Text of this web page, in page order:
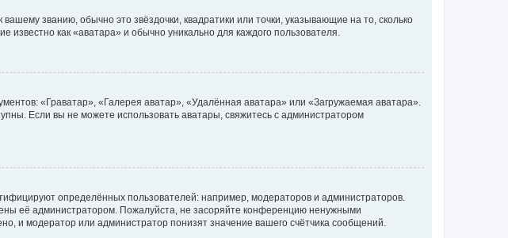
званию, обычно это звёздочки, квадратики или точки, указывающие на то, сколько
как «аватара» и обычно уникально для каждого пользователя.
«Граватар», «Галерея аватар», «Удалённая аватара» или «Загружаемая аватара».
Если вы не можете использовать аватары, свяжитесь с администратором
определённых пользователей: например, модераторов и администраторов.
её администратором. Пожалуйста, не засоряйте конференцию ненужными
и модератор или администратор понизят значение вашего счётчика сообщений.